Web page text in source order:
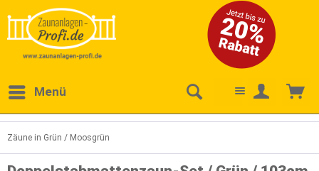
Menü
Zäune in Grün / Moosgrün